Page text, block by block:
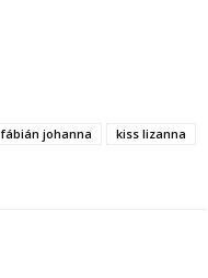
fábián johanna
kiss lizanna